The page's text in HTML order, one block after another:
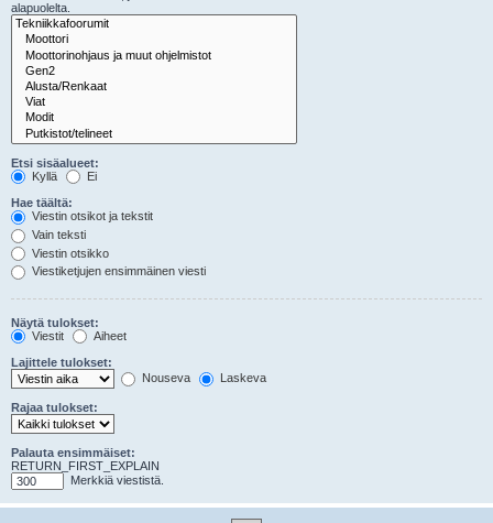
alapuolelta.
Etsi sisäalueet:
Kyllä
Ei
Hae täältä:
Viestin otsikot ja tekstit
Vain teksti
Viestin otsikko
Viestiketjujen ensimmäinen viesti
Näytä tulokset:
Viestit
Aiheet
Lajittele tulokset:
Nouseva
Laskeva
Rajaa tulokset:
Palauta ensimmäiset:
RETURN_FIRST_EXPLAIN
Merkkiä viestistä.